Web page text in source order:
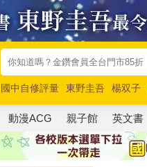
國中自修評量 東野圭吾 楊双子
唯紅花綻放
奧德賽 路邊攤新作
動漫ACG 親子館 英文書